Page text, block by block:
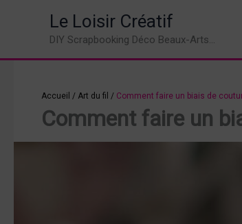
Le Loisir Créatif
DIY Scrapbooking Déco Beaux-Arts...
Accueil / Art du fil / Comment faire un biais de
Comment faire un